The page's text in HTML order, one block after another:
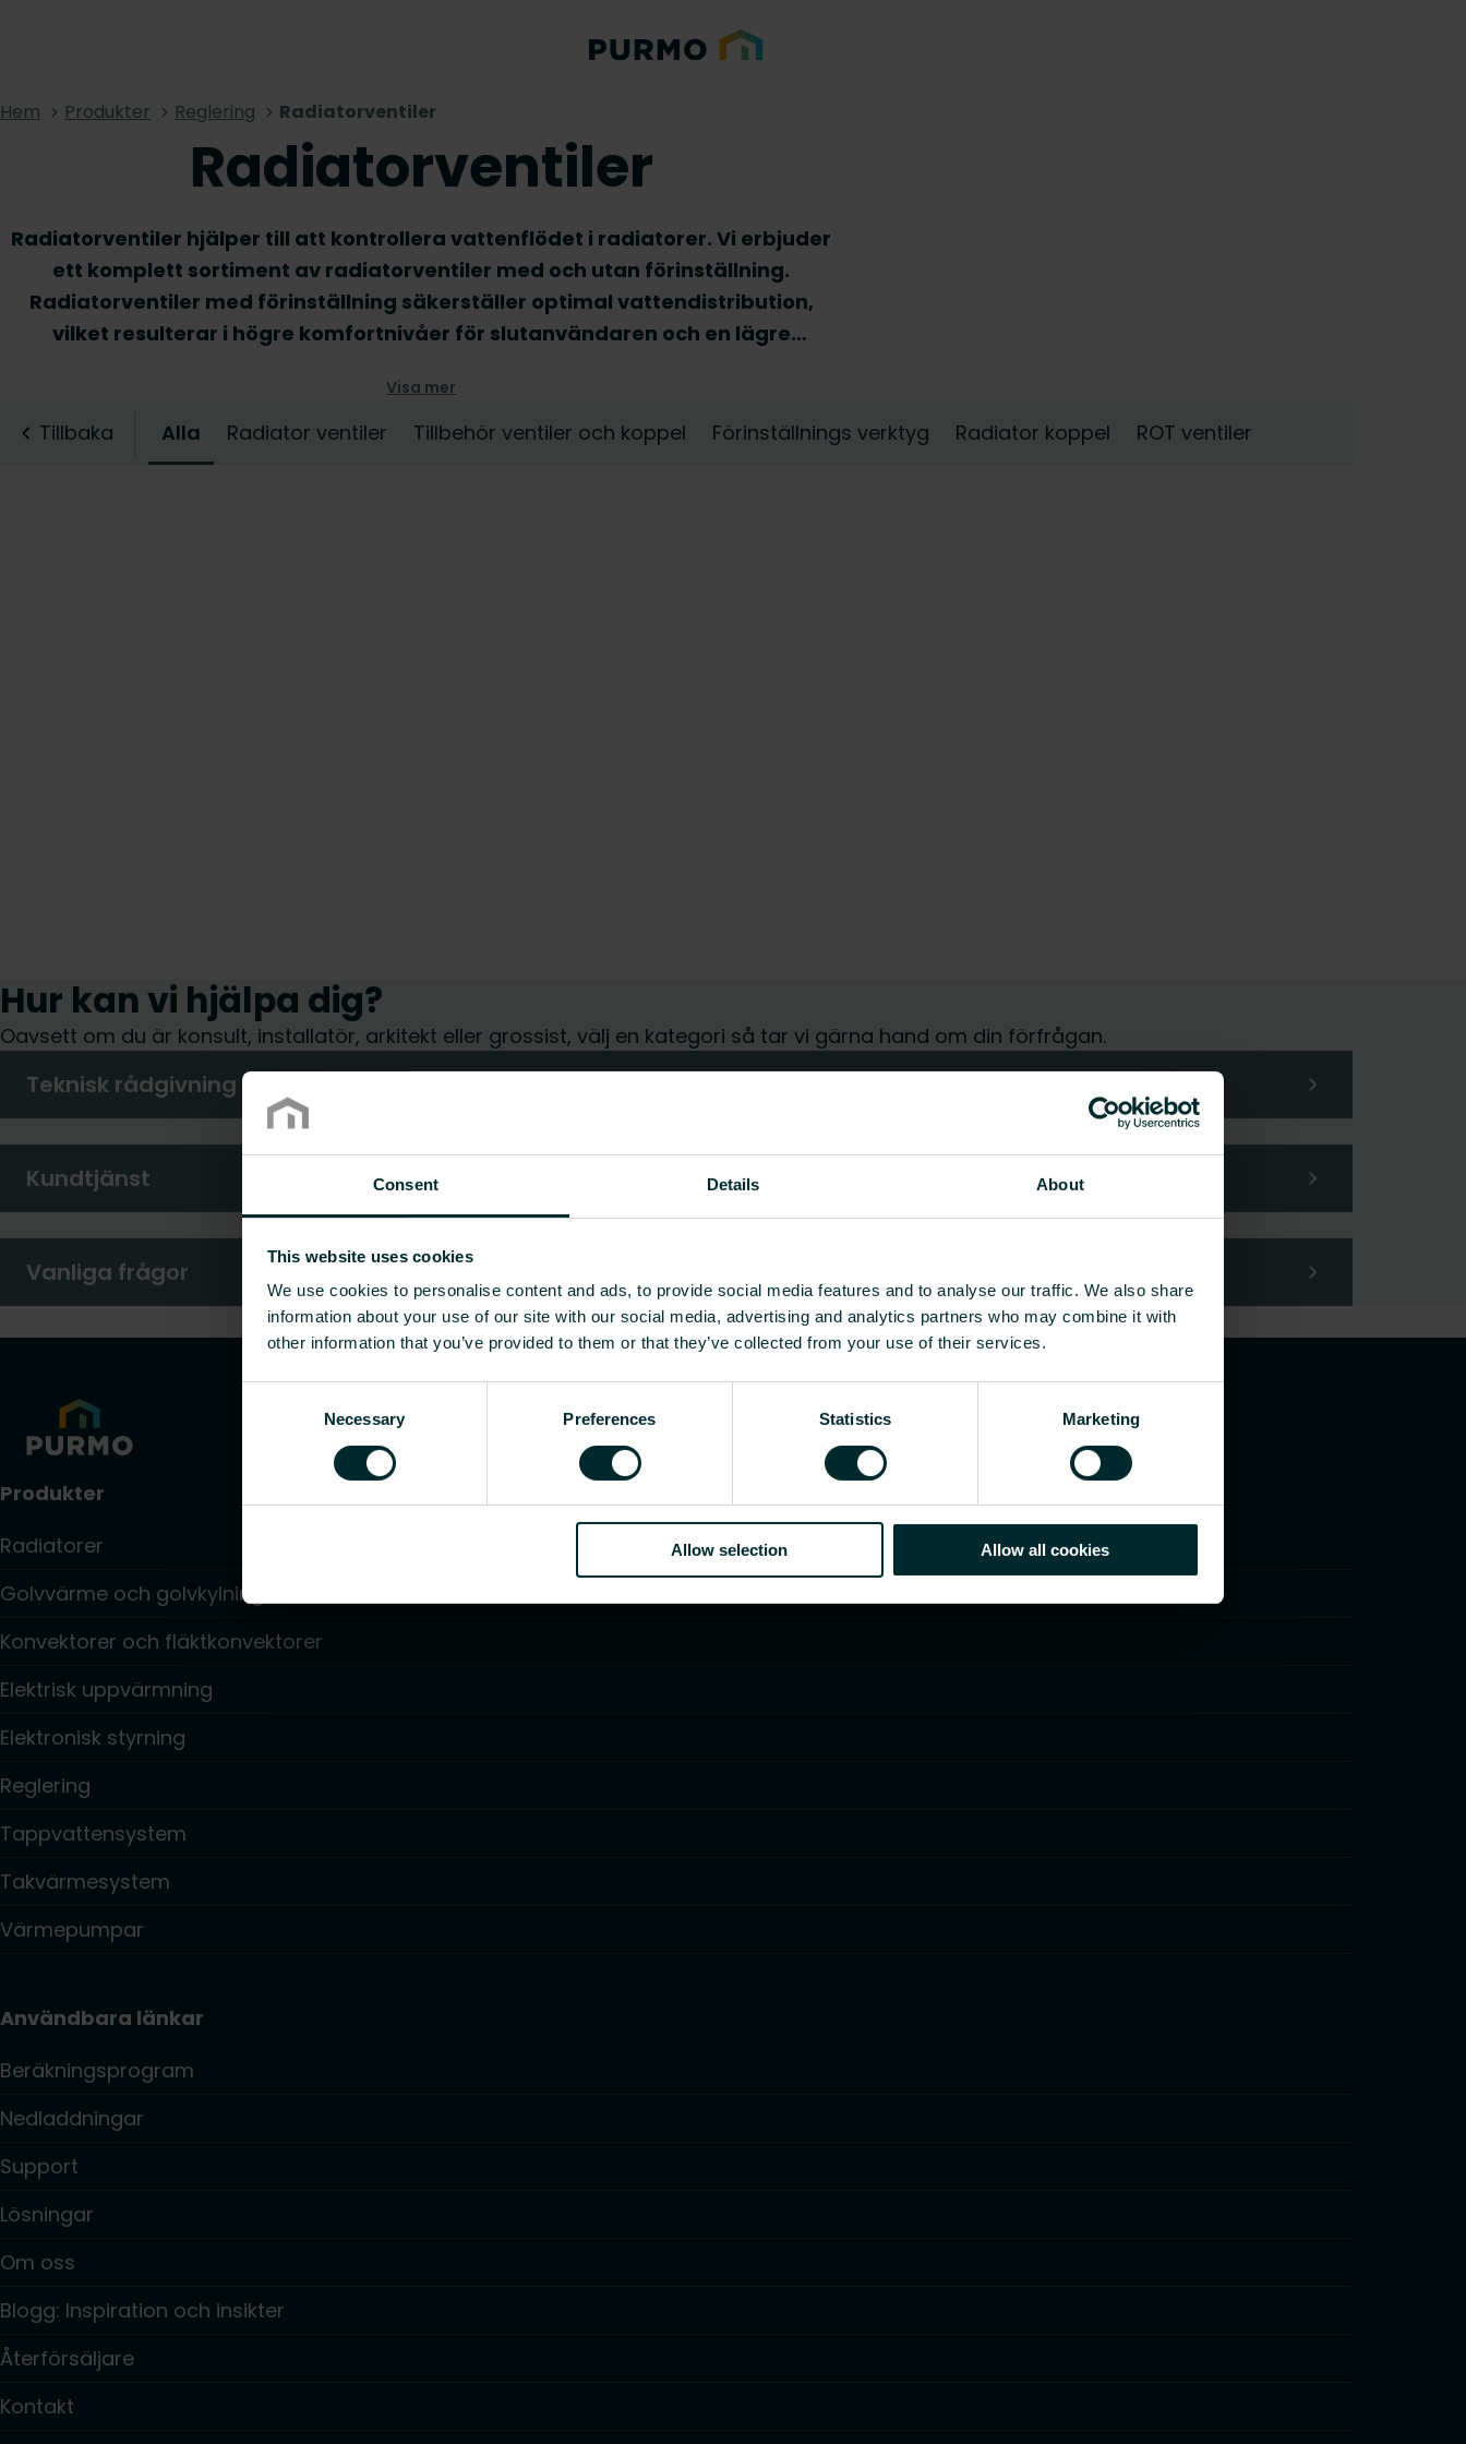
Consent Details About
This website uses cookies
We use cookies to personalise content and ads, to provide social media features and to analyse our traffic. We also share
information about your use of our site with our social media, advertising and analytics partners who may combine it with
other information that you’ve provided to them or that they’ve collected from your use of their services.
Necessary Preferences Statistics Marketing
Allow selection Allow all cookies
Hem Produkter Reglering Radiatorventiler
Radiatorventiler
Radiatorventiler hjälper till att kontrollera vattenflödet i radiatorer. Vi erbjuder
ett komplett sortiment av radiatorventiler med och utan förinställning.
Radiatorventiler med förinställning säkerställer optimal vattendistribution,
vilket resulterar i högre komfortnivåer för slutanvändaren och en lägre
passar ditt system och installationsförhållanden.
Visa mer
Tillbaka Alla Radiator ventiler Tillbehör ventiler och koppel Förinställnings verktyg Radiator koppel ROT ventiler
Hur kan vi hjälpa dig?
Oavsett om du är konsult, installatör, arkitekt eller grossist, välj en kategori så tar vi gärna hand om din förfrågan.
Teknisk rådgivning
Kundtjänst
Vanliga frågor
Produkter
Radiatorer
Golvvärme och golvkylning
Konvektorer och fläktkonvektorer
Elektrisk uppvärmning
Elektronisk styrning
Reglering
Tappvattensystem
Takvärmesystem
Värmepumpar
Användbara länkar
Beräkningsprogram
Nedladdningar
Support
Lösningar
Om oss
Blogg: Inspiration och insikter
Återförsäljare
Kontakt